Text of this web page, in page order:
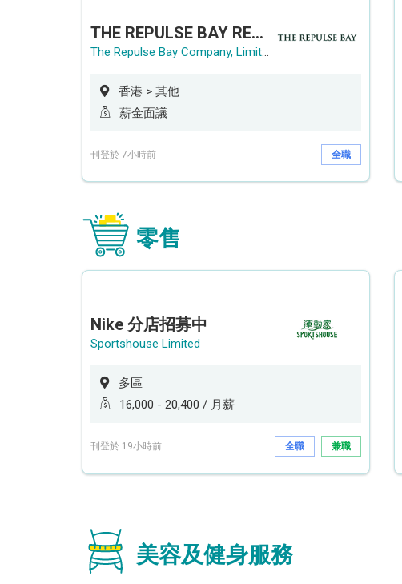
THE REPULSE BAY RECRUITMENT DAY 淺水灣影灣園人才招聘會
The Repulse Bay Company, Limited
香港 > 其他
薪金面議
刊登於 7小時前 全職
零售
Nike 分店招募中
Sportshouse Limited
多區
16,000 - 20,400 / 月薪
刊登於 19小時前 全職 兼職
美容及健身服務